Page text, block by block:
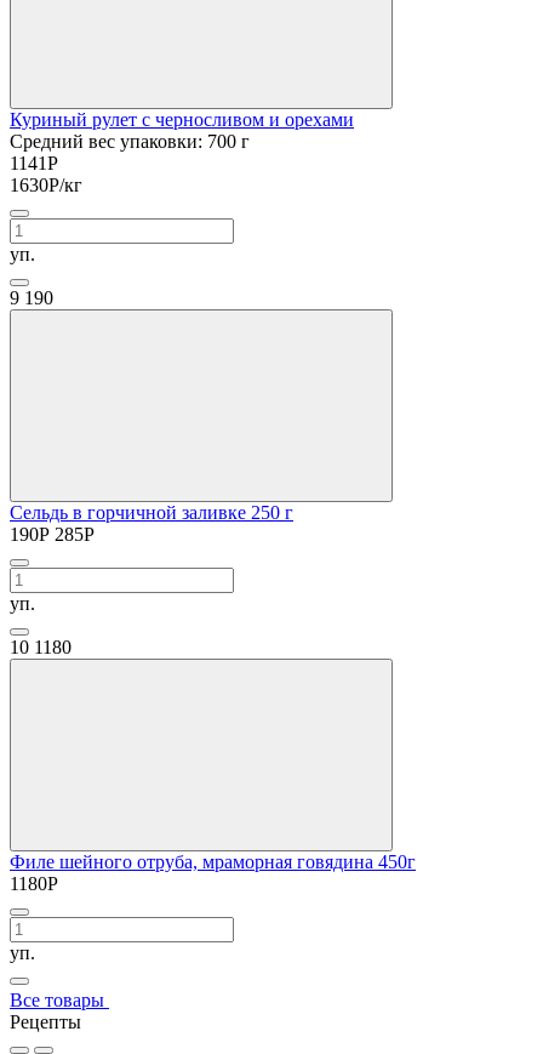
Куриный рулет с черносливом и орехами
Средний вес упаковки: 700 г
1141Р
1630Р/кг
уп.
9 190
Сельдь в горчичной заливке 250 г
190Р 285Р
уп.
10 1180
Филе шейного отруба, мраморная говядина 450г
1180Р
уп.
Все товары
Рецепты